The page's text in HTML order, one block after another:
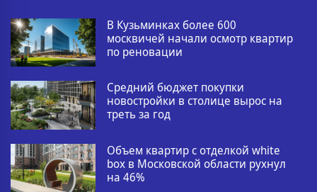
В Кузьминках более 600
москвичей начали осмотр квартир
по реновации
Средний бюджет покупки
новостройки в столице вырос на
треть за год
Объем квартир с отделкой white
box в Московской области рухнул
на 46%